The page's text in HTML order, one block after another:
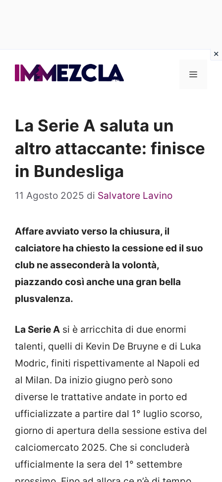
Menu
La Serie A saluta un
altro attaccante: finisce
in Bundesliga
11 Agosto 2025 di Salvatore Lavino
Affare avviato verso la chiusura, il
calciatore ha chiesto la cessione ed il suo
club ne asseconderà la volontà,
piazzando così anche una gran bella
plusvalenza.
La Serie A si è arricchita di due enormi
talenti, quelli di Kevin De Bruyne e di Luka
Modric, finiti rispettivamente al Napoli ed
al Milan. Da inizio giugno però sono
diverse le trattative andate in porto ed
ufficializzate a partire dal 1° luglio scorso,
giorno di apertura della sessione estiva del
calciomercato 2025. Che si concluderà
ufficialmente la sera del 1° settembre